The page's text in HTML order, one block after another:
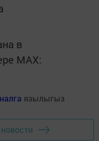
в
MАХ:
язылыгыз